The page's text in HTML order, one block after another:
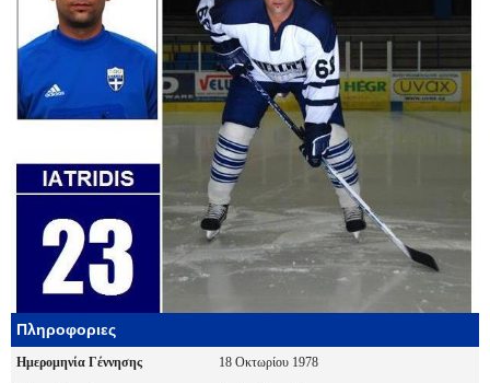
Πληροφοριες
Ημερομηνία Γέννησης
18 Οκτωρίου 1978